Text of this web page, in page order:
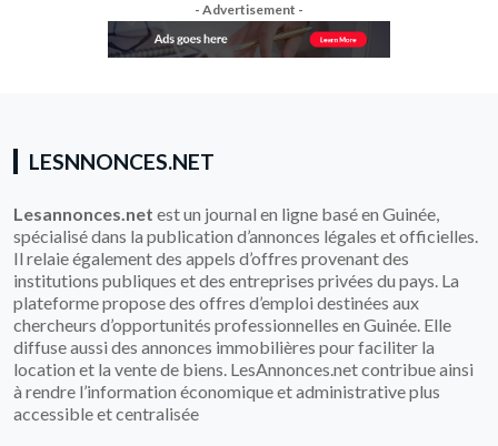
- Advertisement -
LESNNONCES.NET
Lesannonces.net est un journal en ligne basé en Guinée,
spécialisé dans la publication d’annonces légales et officielles.
Il relaie également des appels d’offres provenant des
institutions publiques et des entreprises privées du pays. La
plateforme propose des offres d’emploi destinées aux
chercheurs d’opportunités professionnelles en Guinée. Elle
diffuse aussi des annonces immobilières pour faciliter la
location et la vente de biens. LesAnnonces.net contribue ainsi
à rendre l’information économique et administrative plus
accessible et centralisée